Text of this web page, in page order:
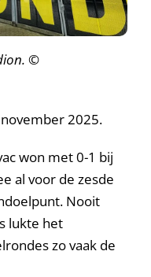
©
2025.
won met 0-1 bij
al voor de zesde
Nooit
lukte het
zo vaak de